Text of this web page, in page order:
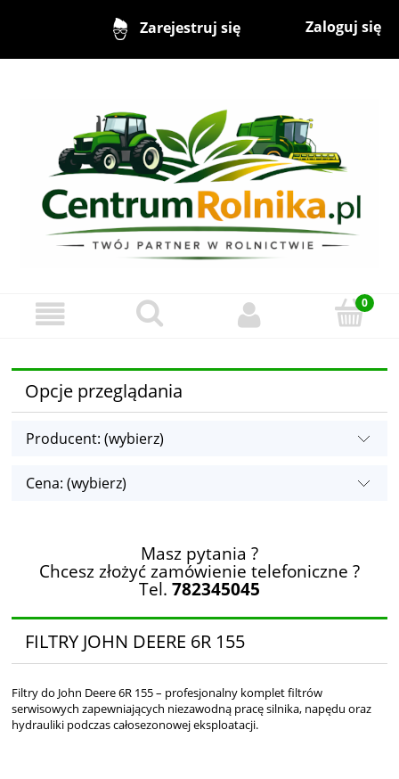
Zarejestruj się Zaloguj się
Opcje przeglądania
Producent: (wybierz)
Cena: (wybierz)
Masz pytania ?
Chcesz złożyć zamówienie telefoniczne ?
Tel. 782345045
FILTRY JOHN DEERE 6R 155
Filtry do John Deere 6R 155 – profesjonalny komplet filtrów
serwisowych zapewniających niezawodną pracę silnika, napędu oraz
hydrauliki podczas całosezonowej eksploatacji.